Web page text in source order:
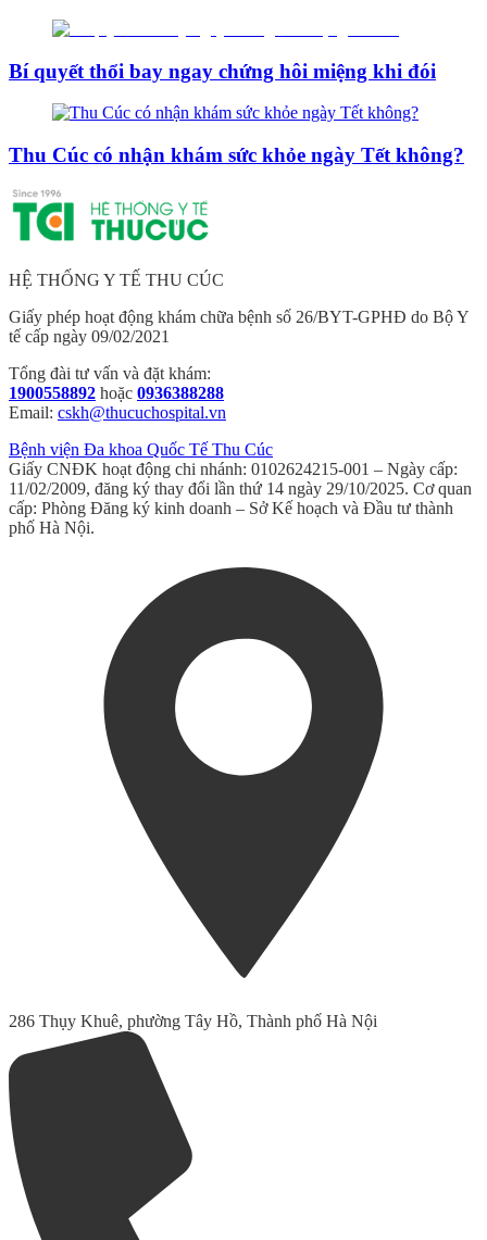
Bí quyết thổi bay ngay chứng hôi miệng khi đói
Thu Cúc có nhận khám sức khỏe ngày Tết không?
HỆ THỐNG Y TẾ THU CÚC
Giấy phép hoạt động khám chữa bệnh số 26/BYT-GPHĐ do Bộ Y
tế cấp ngày 09/02/2021
Tổng đài tư vấn và đặt khám:
1900558892 hoặc 0936388288
Email: cskh@thucuchospital.vn
Bệnh viện Đa khoa Quốc Tế Thu Cúc
Giấy CNĐK hoạt động chi nhánh: 0102624215-001 – Ngày cấp:
11/02/2009, đăng ký thay đổi lần thứ 14 ngày 29/10/2025. Cơ quan
cấp: Phòng Đăng ký kinh doanh – Sở Kế hoạch và Đầu tư thành
phố Hà Nội.
286 Thụy Khuê, phường Tây Hồ, Thành phố Hà Nội